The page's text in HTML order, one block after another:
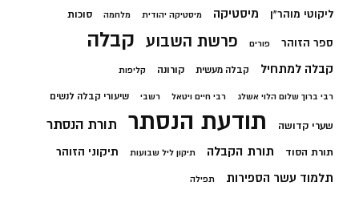
ליקוטי מוהר"ן מיסטיקה מיסטיקה יהודית מלחמה סוכות
ספר הזוהר פורים פרשת השבוע קבלה
קבלה למתחיל קבלה מעשית קורונה קליפות
רבי ברוך שלום הלוי אשלג רבי חיים ויטאל רשבי שיעורי קבלה לנשים
שערי קדושה תודעת הנסתר תורת הנסתר
תורת הסוד תורת הקבלה תיקון ליל שבועות תיקוני הזוהר
תלמוד עשר הספירות תפילה